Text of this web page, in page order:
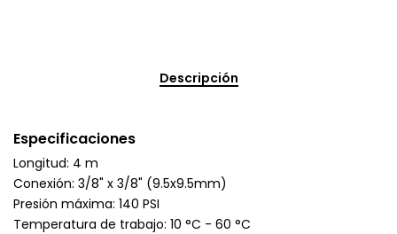
Descripción
Especificaciones
Longitud: 4 m
Conexión: 3/8" x 3/8" (9.5x9.5mm)
Presión máxima: 140 PSI
Temperatura de trabajo: 10 °C - 60 °C